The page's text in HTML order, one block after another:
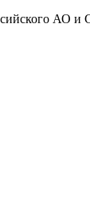
АО и